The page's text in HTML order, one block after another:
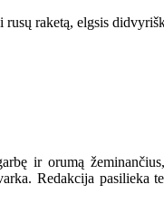
raketą, elgsis
ir orumą
Redakcija pasilieka